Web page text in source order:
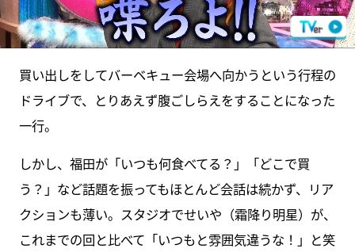
買い出しをしてバーベキュー会場へ向かうという行程の
ドライブで、とりあえず腹ごしらえをすることになった
一行。
しかし、福田が「いつも何食べてる？」「どこで買
う？」など話題を振ってもほとんど会話は続かず、リア
クションも薄い。スタジオでせいや（霜降り明星）が、
これまでの回と比べて「いつもと雰囲気違うな！」と笑